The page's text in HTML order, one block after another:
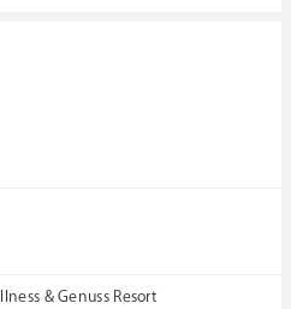
& Genuss Resort